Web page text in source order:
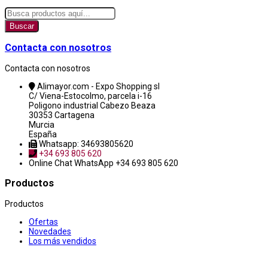
Buscar
Contacta con nosotros
Contacta con nosotros
Alimayor.com - Expo Shopping sl
C/ Viena-Estocolmo, parcela i-16
Poligono industrial Cabezo Beaza
30353 Cartagena
Murcia
España
Whatsapp: 34693805620
+34 693 805 620
Online ChatWhatsApp +34 693 805 620
Productos
Productos
Ofertas
Novedades
Los más vendidos